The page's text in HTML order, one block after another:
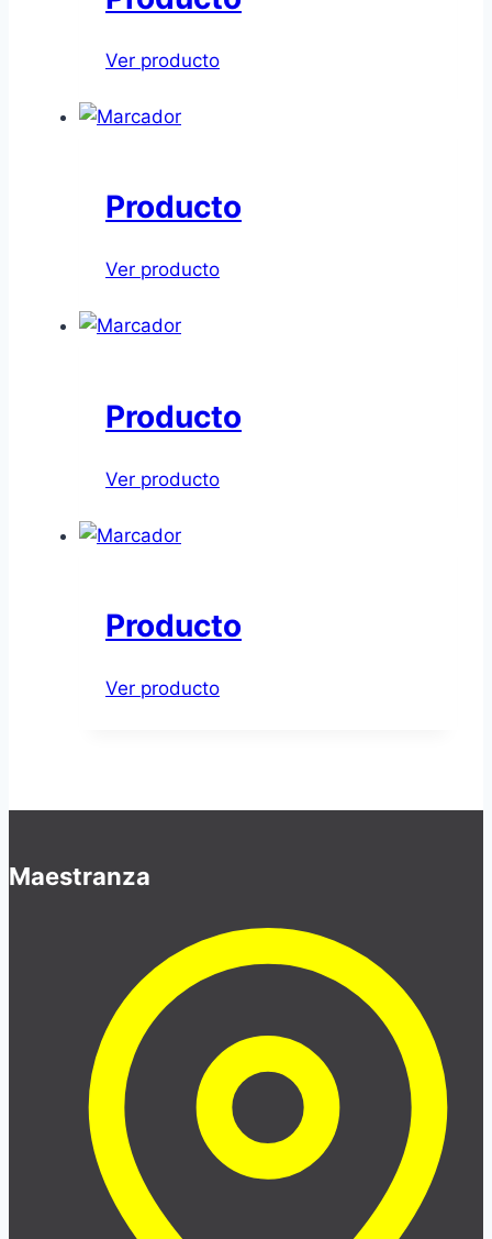
Ver producto
Producto
Ver producto
Producto
Ver producto
Producto
Ver producto
Maestranza